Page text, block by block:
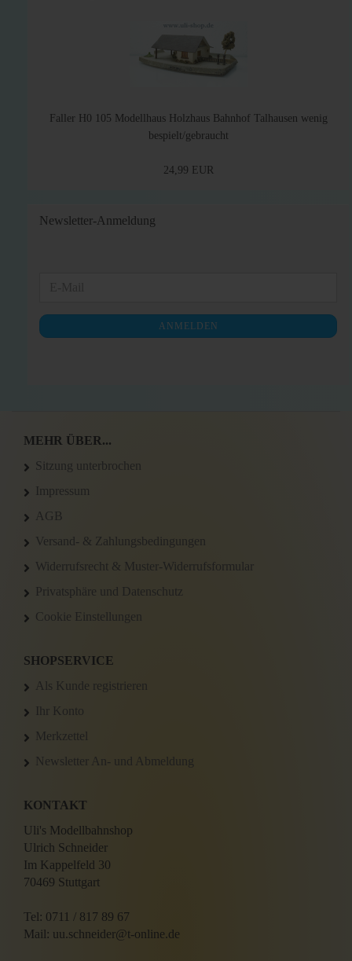
Faller H0 105 Modellhaus Holzhaus Bahnhof Talhausen wenig
bespielt/gebraucht
24,99 EUR
Newsletter-Anmeldung
NEWSLETTER-
ANMELDUNG
ANMELDEN
MEHR ÜBER...
Sitzung unterbrochen
Impressum
AGB
Versand- & Zahlungsbedingungen
Widerrufsrecht & Muster-Widerrufsformular
Privatsphäre und Datenschutz
Cookie Einstellungen
SHOPSERVICE
Als Kunde registrieren
Ihr Konto
Merkzettel
Newsletter An- und Abmeldung
KONTAKT
Uli's Modellbahnshop
Ulrich Schneider
Im Kappelfeld 30
70469 Stuttgart
Tel: 0711 / 817 89 67
Mail: uu.schneider@t-online.de